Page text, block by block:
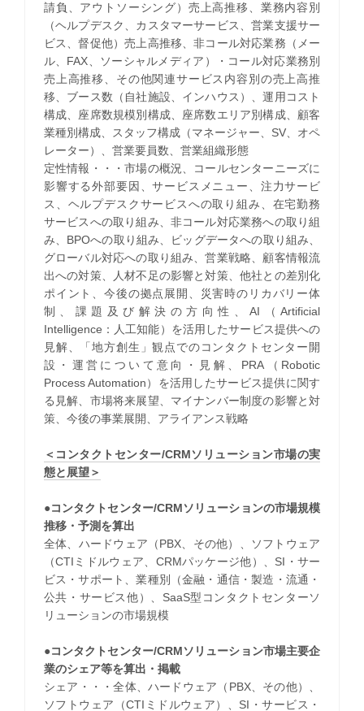
請負、アウトソーシング）売上高推移、業務内容別
（ヘルプデスク、カスタマーサービス、営業支援サー
ビス、督促他）売上高推移、非コール対応業務（メー
ル、FAX、ソーシャルメディア）・コール対応業務別
売上高推移、その他関連サービス内容別の売上高推
移、ブース数（自社施設、インハウス）、運用コスト
構成、座席数規模別構成、座席数エリア別構成、顧客
業種別構成、スタッフ構成（マネージャー、SV、オペ
レーター）、営業要員数、営業組織形態
定性情報・・・市場の概況、コールセンターニーズに
影響する外部要因、サービスメニュー、注力サービ
ス、ヘルプデスクサービスへの取り組み、在宅勤務
サービスへの取り組み、非コール対応業務への取り組
み、BPOへの取り組み、ビッグデータへの取り組み、
グローバル対応への取り組み、営業戦略、顧客情報流
出への対策、人材不足の影響と対策、他社との差別化
ポイント、今後の拠点展開、災害時のリカバリー体
制、課題及び解決の方向性、AI（Artificial
Intelligence：人工知能）を活用したサービス提供への
見解、「地方創生」観点でのコンタクトセンター開
設・運営について意向・見解、PRA（Robotic
Process Automation）を活用したサービス提供に関す
る見解、市場将来展望、マイナンバー制度の影響と対
策、今後の事業展開、アライアンス戦略
＜コンタクトセンター/CRMソリューション市場の実
態と展望＞
●コンタクトセンター/CRMソリューションの市場規模
推移・予測を算出
全体、ハードウェア（PBX、その他）、ソフトウェア
（CTIミドルウェア、CRMパッケージ他）、SI・サー
ビス・サポート、業種別（金融・通信・製造・流通・
公共・サービス他）、SaaS型コンタクトセンターソ
リューションの市場規模
●コンタクトセンター/CRMソリューション市場主要企
業のシェア等を算出・掲載
シェア・・・全体、ハードウェア（PBX、その他）、
ソフトウェア（CTIミドルウェア）、SI・サービス・